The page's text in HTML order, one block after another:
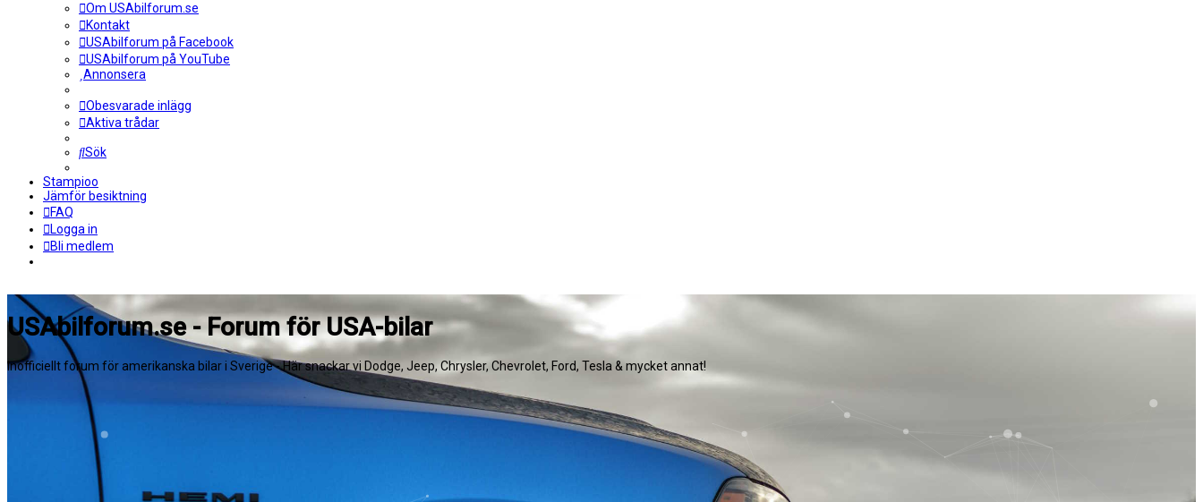
Om USAbilforum.se
Kontakt
USAbilforum på Facebook
USAbilforum på YouTube
Annonsera
Obesvarade inlägg
Aktiva trådar
Sök
Stampioo
Jämför besiktning
FAQ
Logga in
Bli medlem
USAbilforum.se - Forum för USA-bilar
Inofficiellt forum för amerikanska bilar i Sverige - Här snackar vi Dodge, Jeep, Chrysler, Chevrolet, Ford, Tesla & mycket annat!